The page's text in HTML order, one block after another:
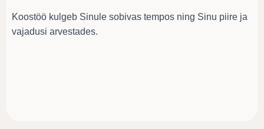
Koostöö kulgeb Sinule sobivas tempos ning Sinu piire ja
vajadusi arvestades.